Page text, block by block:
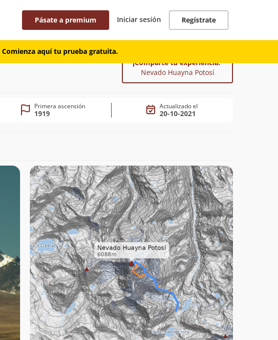
Pásate a premium Iniciar sesión Regístrate
Comienza aquí tu prueba gratuita.
¡Comparte tu experiencia!
Nevado Huayna Potosí
Primera ascensión
1919
Actualizado el
20-10-2021